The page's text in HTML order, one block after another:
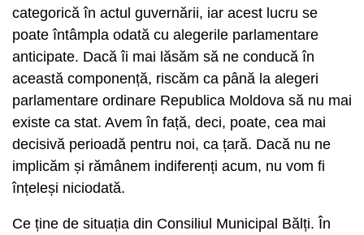
categorică în actul guvernării, iar acest lucru se
poate întâmpla odată cu alegerile parlamentare
anticipate. Dacă îi mai lăsăm să ne conducă în
această componență, riscăm ca până la alegeri
parlamentare ordinare Republica Moldova să nu mai
existe ca stat. Avem în față, deci, poate, cea mai
decisivă perioadă pentru noi, ca țară. Dacă nu ne
implicăm și rămânem indiferenți acum, nu vom fi
înțeleși niciodată.
Ce ține de situația din Consiliul Municipal Bălți. În